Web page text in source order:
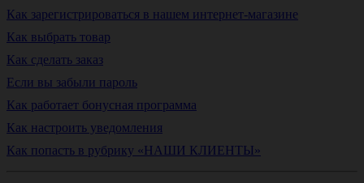
Как зарегистрироваться в нашем интернет-магазине
Как выбрать товар
Как сделать заказ
Если вы забыли пароль
Как работает бонусная программа
Как настроить уведомления
Как попасть в рубрику «НАШИ КЛИЕНТЫ»